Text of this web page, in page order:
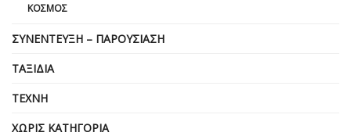
ΚΌΣΜΟΣ
ΣΥΝΈΝΤΕΥΞΗ – ΠΑΡΟΥΣΊΑΣΗ
ΤΑΞΊΔΙΑ
ΤΈΧΝΗ
ΧΩΡΊΣ ΚΑΤΗΓΟΡΊΑ